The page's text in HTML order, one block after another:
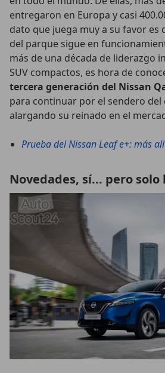
entregaron en Europa y casi
dato que juega muy a su favor es
del parque sigue en
más de una década de liderazgo
SUV compactos, es hora de
tercera generación del Nissan
para continuar por el sendero del
alargando su reinado en el
Prueba del Nissan Leaf e+: más
Novedades, sí... pero solo